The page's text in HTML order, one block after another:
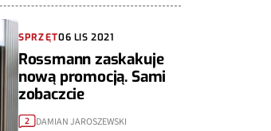
SPRZĘT06 LIS 2021
Rossmann zaskakuje
nową promocją. Sami
zobaczcie
2 DAMIAN JAROSZEWSKI